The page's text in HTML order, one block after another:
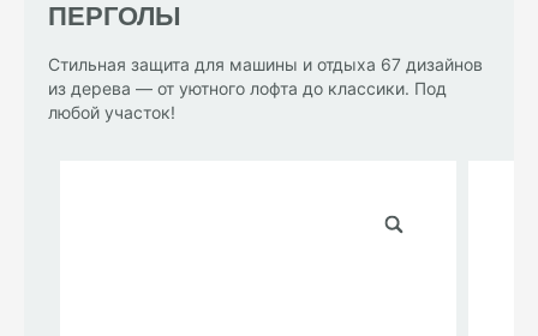
ПЕРГОЛЫ
Стильная защита для машины и отдыха 67 дизайнов
из дерева — от уютного лофта до классики. Под
любой участок!